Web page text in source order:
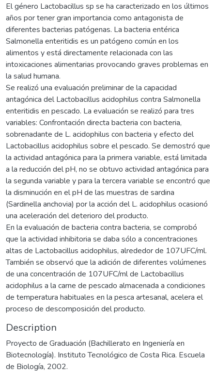
El género Lactobacillus sp se ha caracterizado en los últimos
años por tener gran importancia como antagonista de
diferentes bacterias patógenas. La bacteria entérica
Salmonella enteritidis es un patógeno común en los
alimentos y está directamente relacionada con las
intoxicaciones alimentarias provocando graves problemas en
la salud humana.
Se realizó una evaluación preliminar de la capacidad
antagónica del Lactobacillus acidophilus contra Salmonella
enteritidis en pescado. La evaluación se realizó para tres
variables: Confrontación directa bacteria con bacteria,
sobrenadante de L. acidophilus con bacteria y efecto del
Lactobacillus acidophilus sobre el pescado. Se demostró que
la actividad antagónica para la primera variable, está limitada
a la reducción del pH, no se obtuvo actividad antagónica para
la segunda variable y para la tercera variable se encontró que
la disminución en el pH de las muestras de sardina
(Sardinella anchovia) por la acción del L. acidophilus ocasionó
una aceleración del deterioro del producto.
En la evaluación de bacteria contra bacteria, se comprobó
que la actividad inhibitoria se daba sólo a concentraciones
altas de Lactobacillus acidophilus, alrededor de 107UFC/ml.
También se observó que la adición de diferentes volúmenes
de una concentración de 107UFC/ml de Lactobacillus
acidophilus a la carne de pescado almacenada a condiciones
de temperatura habituales en la pesca artesanal, acelera el
proceso de descomposición del producto.
Description
Proyecto de Graduación (Bachillerato en Ingeniería en
Biotecnología). Instituto Tecnológico de Costa Rica. Escuela
de Biología, 2002.